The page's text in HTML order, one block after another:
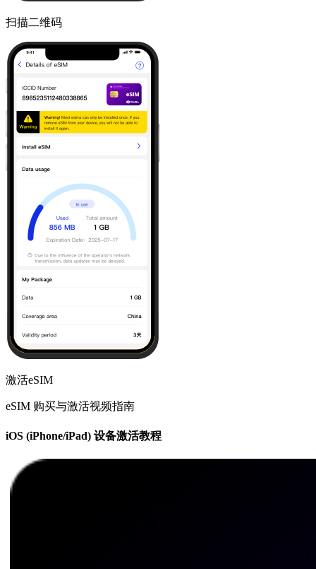
扫描二维码
激活eSIM
eSIM 购买与激活视频指南
iOS (iPhone/iPad) 设备激活教程